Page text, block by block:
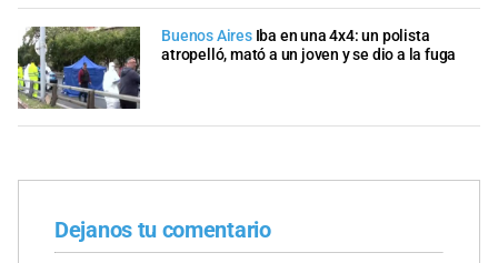
Buenos Aires Iba en una 4x4: un polista
atropelló, mató a un joven y se dio a la fuga
Dejanos tu comentario